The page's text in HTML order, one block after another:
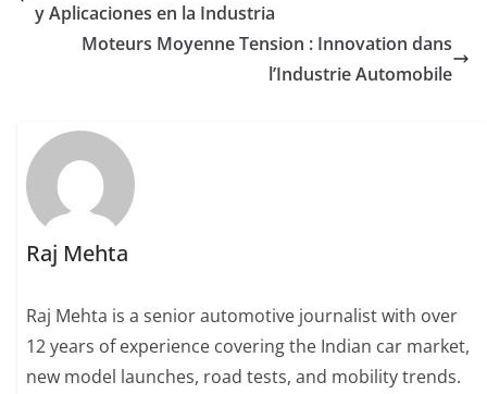
y Aplicaciones en la Industria
Moteurs Moyenne Tension : Innovation dans
l’Industrie Automobile
Raj Mehta
Raj Mehta is a senior automotive journalist with over
12 years of experience covering the Indian car market,
new model launches, road tests, and mobility trends.